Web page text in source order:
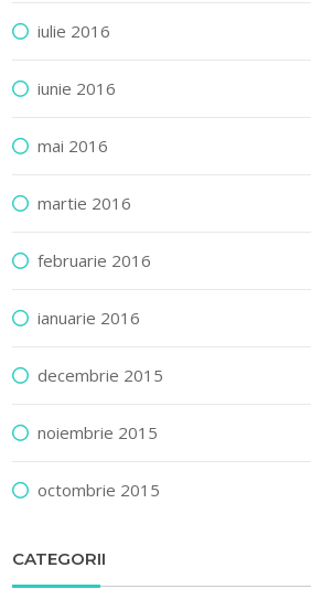
iulie 2016
iunie 2016
mai 2016
martie 2016
februarie 2016
ianuarie 2016
decembrie 2015
noiembrie 2015
octombrie 2015
CATEGORII